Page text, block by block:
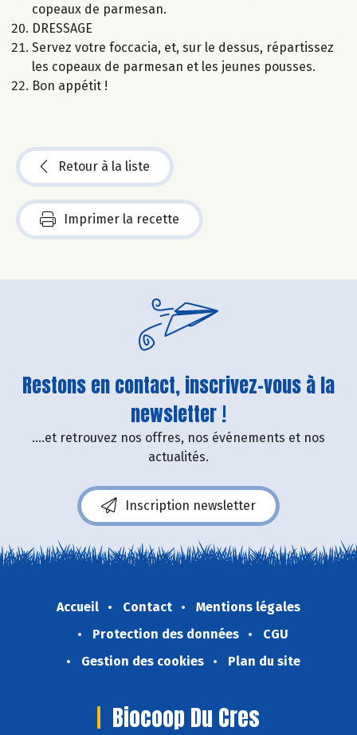
copeaux de parmesan.
DRESSAGE
Servez votre foccacia, et, sur le dessus, répartissez
les copeaux de parmesan et les jeunes pousses.
Bon appétit !
Retour à la liste
Imprimer la recette
Restons en contact, inscrivez-vous à la
newsletter !
....et retrouvez nos offres, nos événements et nos
actualités.
Inscription newsletter
Accueil Contact
Mentions légales
Protection des données
CGU
Gestion des cookies
Plan du site
Biocoop Du Cres